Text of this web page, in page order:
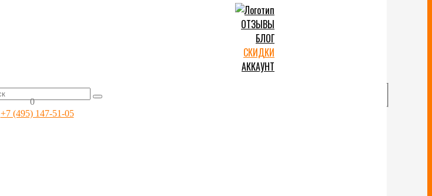
ОТЗЫВЫ
БЛОГ
СКИДКИ
АККАУНТ
0
+7 (495) 147-51-05